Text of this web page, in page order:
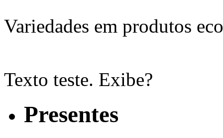
Variedades em produtos
Texto teste. Exibe?
Presentes